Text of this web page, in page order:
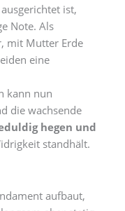
ausgerichtet ist,
Note. Als
mit Mutter Erde
eine
kann nun
die wachsende
hegen und
standhält.
aufbaut,